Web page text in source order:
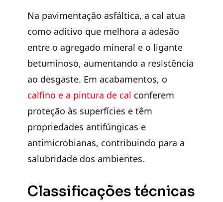
Na pavimentação asfáltica, a cal atua
como aditivo que melhora a adesão
entre o agregado mineral e o ligante
betuminoso, aumentando a resistência
ao desgaste. Em acabamentos, o
calfino e a pintura de cal conferem
proteção às superfícies e têm
propriedades antifúngicas e
antimicrobianas, contribuindo para a
salubridade dos ambientes.
Classificações técnicas